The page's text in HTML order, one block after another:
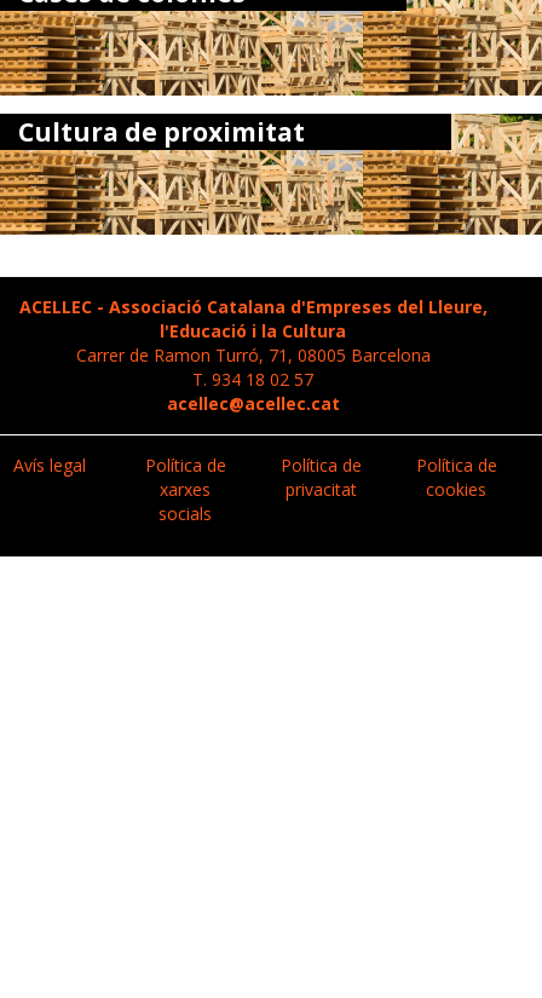
Cultura de proximitat
ACELLEC - Associació Catalana d'Empreses del Lleure,
l'Educació i la Cultura
Carrer de Ramon Turró, 71, 08005 Barcelona
T. 934 18 02 57
acellec@acellec.cat
Avís legal
Política de
xarxes
socials
Política de
privacitat
Política de
cookies